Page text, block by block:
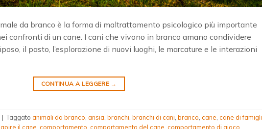
da branco è la forma di maltrattamento psicologico più importante
confronti di un cane. I cani che vivono in branco amano condividere
il pasto, l’esplorazione di nuovi luoghi, le marcature e le interazioni
CONTINUA A LEGGERE →
| Taggato animali da branco ansia branchi branchi di cani branco cane cane di
il cane comportamento comportamento del cane comportamento di gioco